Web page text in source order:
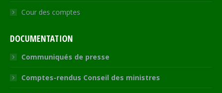
Cour des comptes
DOCUMENTATION
Communiqués de presse
Comptes-rendus Conseil des ministres